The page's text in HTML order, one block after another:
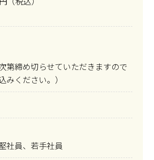
第締め切らせていただきますので
みください。）
社員、若手社員